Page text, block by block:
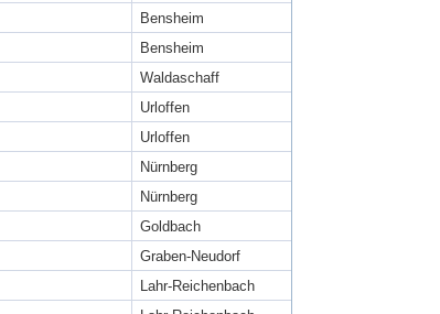
Bensheim
Bensheim
Waldaschaff
Urloffen
Urloffen
Nürnberg
Nürnberg
Goldbach
Graben-Neudorf
Lahr-Reichenbach